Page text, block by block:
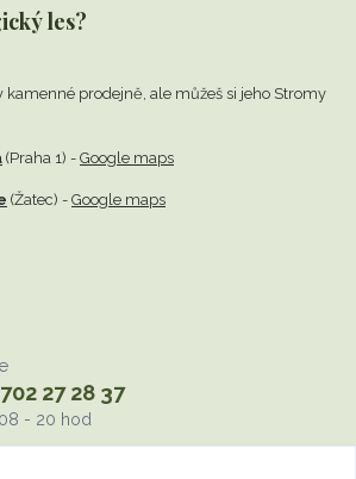
les?
kamenné prodejně, ale můžeš si jeho Stromy
(Praha 1) - Google maps
(Žatec) - Google maps
27 28 37
- 20 hod